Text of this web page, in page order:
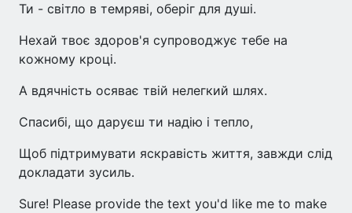
Ти - світло в темряві, оберіг для душі.
Нехай твоє здоров'я супроводжує тебе на
кожному кроці.
А вдячність осяває твій нелегкий шлях.
Спасибі, що даруєш ти надію і тепло,
Щоб підтримувати яскравість життя, завжди слід
докладати зусиль.
Sure! Please provide the text you'd like me to make